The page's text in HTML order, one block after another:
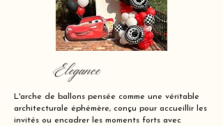
Elegance
L'arche de ballons pensée comme une véritable
architecturale éphémère, conçu pour accueillir les
invités ou encadrer les moments forts avec